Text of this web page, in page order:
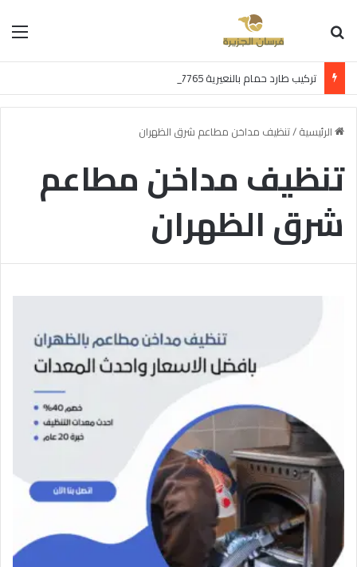
تركيب طارد حمام بالنعيرية 0597957765 اتصل الآن بخصم 30%
الرئيسية/تنظيف مداخن مطاعم شرق الظهران
تنظيف مداخن مطاعم
شرق الظهران